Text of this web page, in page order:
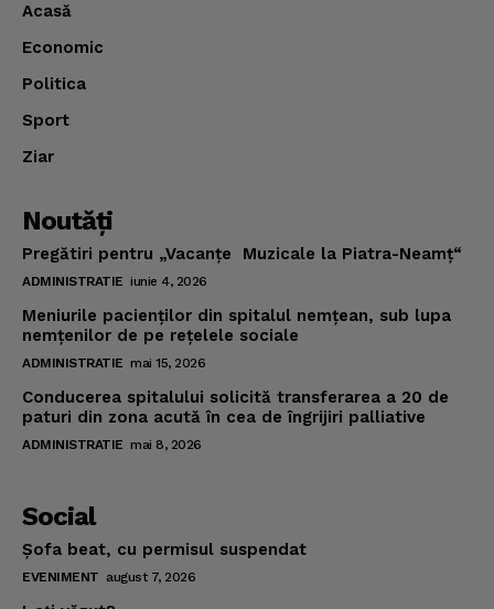
Acasă
Economic
Politica
Sport
Ziar
Noutăţi
Pregătiri pentru „Vacanţe Muzicale la Piatra-Neamţ“
ADMINISTRATIE iunie 4, 2026
Meniurile pacienţilor din spitalul nemţean, sub lupa
nemţenilor de pe reţelele sociale
ADMINISTRATIE mai 15, 2026
Conducerea spitalului solicită transferarea a 20 de
paturi din zona acută în cea de îngrijiri palliative
ADMINISTRATIE mai 8, 2026
Social
Şofa beat, cu permisul suspendat
EVENIMENT august 7, 2026